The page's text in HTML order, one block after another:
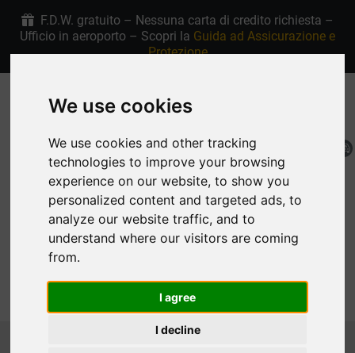
F.D.W. gratuito – Nessuna carta di credito richiesta –
Ufficio in aeroporto – Scopri la Guida ad Assicurazione e
Protezione
+30 6907915763 4.9/5 stelle su Google
Mia Prenotazione
MENU
Noleggio auto Rodi Flotta
We use cookies
We use cookies and other tracking
technologies to improve your browsing
experience on our website, to show you
personalized content and targeted ads, to
analyze our website traffic, and to
understand where our visitors are coming
from.
I agree
I decline